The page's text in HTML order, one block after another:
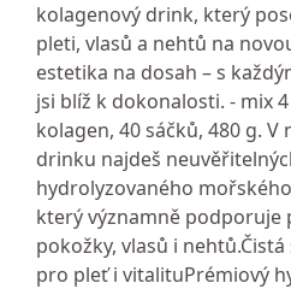
kolagenový drink, který
pleti, vlasů a nehtů na
estetika na dosah – s
jsi blíž k dokonalosti. - mix
kolagen, 40 sáčků, 480 g.
drinku najdeš
hydrolyzovaného
který významně podporuje
pokožky, vlasů i
pro pleť i vitalituPrémiový